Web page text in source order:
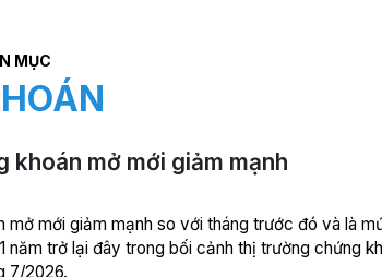
MỤC
khoán mở mới giảm mạnh
mở mới giảm mạnh so với tháng trước đó và là
năm trở lại đây trong bối cảnh thị trường chứng
7/2026.